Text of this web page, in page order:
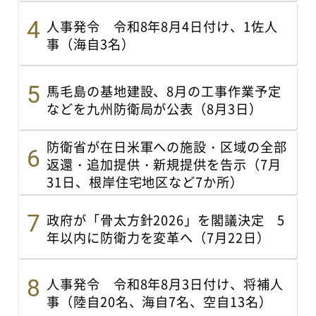
人事発令 令和8年8月4日付け、1佐人
事（海自3名）
馬毛島の基地建設、8月の工事作業予定
などを九州防衛局が公表（8月3日）
防衛省が在日米軍への施設・区域の全部
返還・追加提供・新規提供を告示（7月
31日、根岸住宅地区など7か所）
政府が「骨太方針2026」を閣議決定 5
年以内に防衛力を変革へ（7月22日）
人事発令 令和8年8月3日付け、将補人
事（陸自20名、海自7名、空自13名）